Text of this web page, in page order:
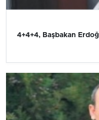
4+4+4, Başbakan